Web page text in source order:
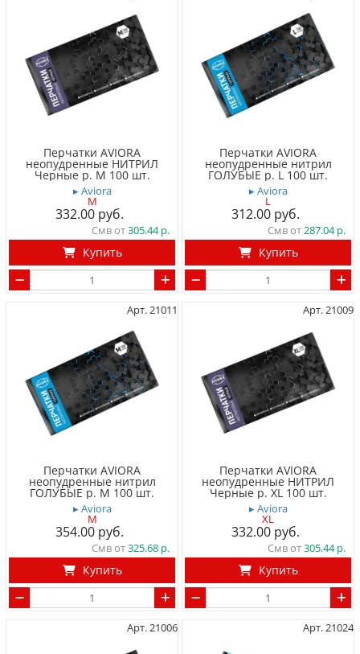
Перчатки AVIORA
неопудренные НИТРИЛ
Черные р. M 100 шт.
▸ Aviora
M
332.00
Смв от305.44
Купить
Перчатки AVIORA
неопудренные нитрил
ГОЛУБЫЕ р. L 100 шт.
▸ Aviora
L
312.00
Смв от287.04
Купить
Арт. 21011
Перчатки AVIORA
неопудренные нитрил
ГОЛУБЫЕ р. M 100 шт.
▸ Aviora
M
354.00
Смв от325.68
Купить
Арт. 21009
Перчатки AVIORA
неопудренные НИТРИЛ
Черные р. XL 100 шт.
▸ Aviora
XL
332.00
Смв от305.44
Купить
Арт. 21006 Арт. 21024